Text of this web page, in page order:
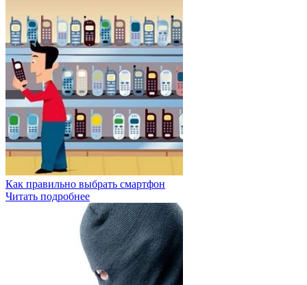
Как правильно выбрать смартфон
Читать подробнее